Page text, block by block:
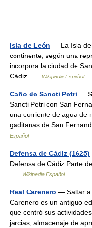
Isla de León — La Isla de
continente, según una
incorpora la ciudad de
Cádiz …
Wikipedia Español
Caño de Sancti Petri —
Sancti Petri con San
una corriente de agua de
gaditanas de San
Español
Defensa de Cádiz (1625)
Defensa de Cádiz Parte
Wikipedia Español
Real Carenero — Saltar a
Carenero es un antiguo
que centró sus
jarcias, almacenaje de